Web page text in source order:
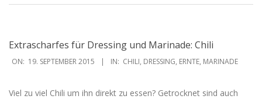
Extrascharfes für Dressing und Marinade: Chili
2015-
ON: 19. SEPTEMBER 2015 IN: CHILI, DRESSING, ERNTE, MARINADE
Viel zu viel Chili um ihn direkt zu essen? Getrocknet sind auch